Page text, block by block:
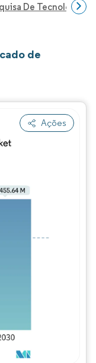
De Tecnologia,
de
Ações